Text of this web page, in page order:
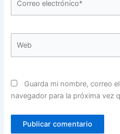
Guarda mi nombre, correo
navegador para la próxima vez